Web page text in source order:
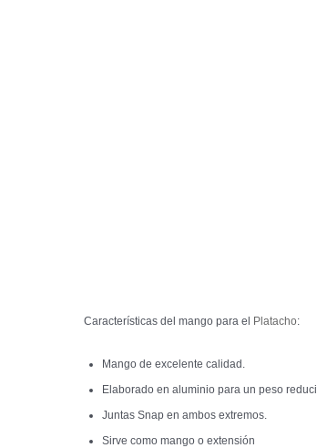
Características del mango para el Platacho:
Mango de excelente calidad.
Elaborado en aluminio para un peso
Juntas Snap en ambos extremos.
Sirve como mango o extensión